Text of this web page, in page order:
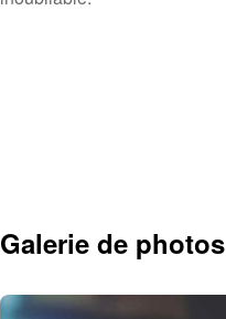
Galerie de photos